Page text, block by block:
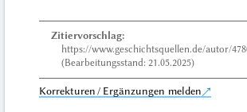
Zitiervorschlag:
https://www.geschichtsquellen.de/autor/
(Bearbeitungsstand: 21.05.2025)
Korrekturen / Ergänzungen melden